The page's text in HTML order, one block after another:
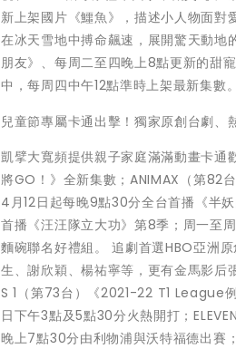
新上架國片《鱷魚》，描述小人物面對
在冰天雪地中搏命飆速，展開驚天動
朋友》、每周二至四晚上8點更新的甜
中，每周四中午12點準時上架最新集數。
兒童節專屬卡通出擊！獨家原創台劇、
凱擘大寬頻提供親子家庭滿滿動畫卡
將GO！》全新集數；ANIMAX（第82
4月12日起每晚9點30分全台首播《半
首播《汪汪隊立大功》第8季；周一至
麵碗聯名好禮組。 追劇首選HBO亞洲
生、謝欣穎、楊祐寧等，更有金馬影后
S 1（第73台）《2021-22 T1 League
日下午3點及5點30分火熱開打；
晚上7點30分由利物浦與沃特福德出賽